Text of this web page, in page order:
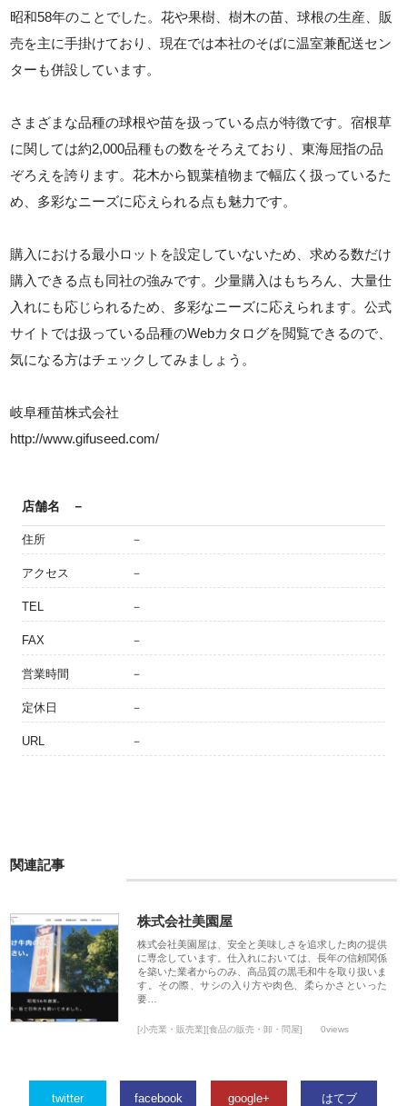
昭和58年のことでした。花や果樹、樹木の苗、球根の生産、販
売を主に手掛けており、現在では本社のそばに温室兼配送セン
ターも併設しています。
さまざまな品種の球根や苗を扱っている点が特徴です。宿根草
に関しては約2,000品種もの数をそろえており、東海屈指の品
ぞろえを誇ります。花木から観葉植物まで幅広く扱っているた
め、多彩なニーズに応えられる点も魅力です。
購入における最小ロットを設定していないため、求める数だけ
購入できる点も同社の強みです。少量購入はもちろん、大量仕
入れにも応じられるため、多彩なニーズに応えられます。公式
サイトでは扱っている品種のWebカタログを閲覧できるので、
気になる方はチェックしてみましょう。
岐阜種苗株式会社
http://www.gifuseed.com/
店舗名 －
住所 －
アクセス －
TEL －
FAX －
営業時間 －
定休日 －
URL －
関連記事
株式会社美園屋
株式会社美園屋は、安全と美味しさを追求した肉の提供
に専念しています。仕入れにおいては、長年の信頼関係
を築いた業者からのみ、高品質の黒毛和牛を取り扱いま
す。その際、サシの入り方や肉色、柔らかさといった
要…
[小売業・販売業][食品の販売・卸・問屋] 0views
twitter facebook google+ はてブ